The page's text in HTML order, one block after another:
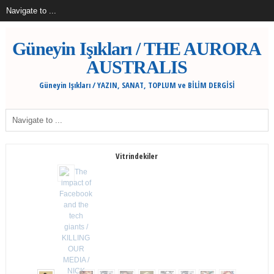
Güneyin Işıkları / THE AURORA
AUSTRALIS
Güneyin Işıkları / YAZIN, SANAT, TOPLUM ve BİLİM DERGİSİ
Vitrindekiler